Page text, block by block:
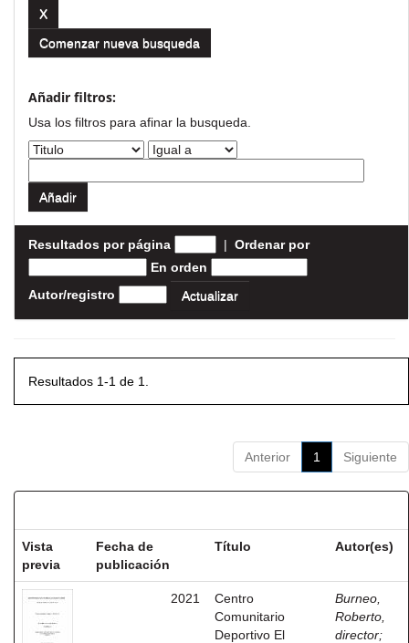
Comenzar nueva busqueda
Añadir filtros:
Usa los filtros para afinar la busqueda.
Resultados por página | Ordenar por
En orden
Autor/registro
Resultados 1-1 de 1.
Anterior 1 Siguiente
Vista
previa
Fecha de
publicación
Título Autor(es)
2021
Centro
Comunitario
Deportivo El
Burneo,
Roberto,
director;